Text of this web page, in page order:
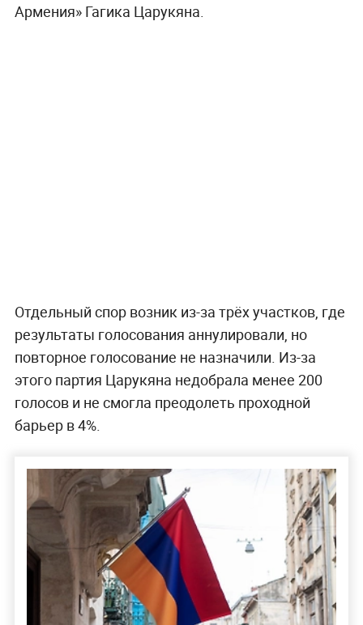
Армения» Гагика Царукяна.
Отдельный спор возник из-за трёх участков, где
результаты голосования аннулировали, но
повторное голосование не назначили. Из-за
этого партия Царукяна недобрала менее 200
голосов и не смогла преодолеть проходной
барьер в 4%.